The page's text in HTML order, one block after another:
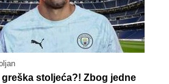
greška stoljeća?! Zbog jedne